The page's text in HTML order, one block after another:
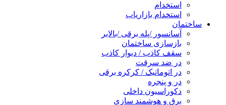
استخدام
استخدام بازاریاب
ساختمان
آسانسور /پله برقی /بالابر
بازسازی ساختمان
سقف کاذب / دیوار کاذب
در ضد سرقت
در اتوماتیک / کرکره برقی
در و پنجره
دکوراسیون داخلی
برق و هوشمند سازی